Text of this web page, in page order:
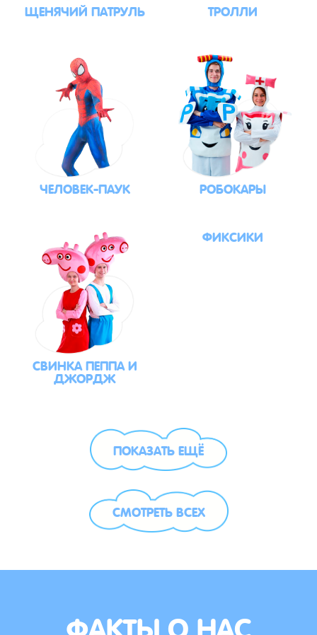
ЩЕНЯЧИЙ ПАТРУЛЬ ТРОЛЛИ
ЧЕЛОВЕК-ПАУК РОБОКАРЫ
СВИНКА ПЕППА И
ДЖОРДЖ
ФИКСИКИ
ПОКАЗАТЬ ЕЩЁ
СМОТРЕТЬ ВСЕХ